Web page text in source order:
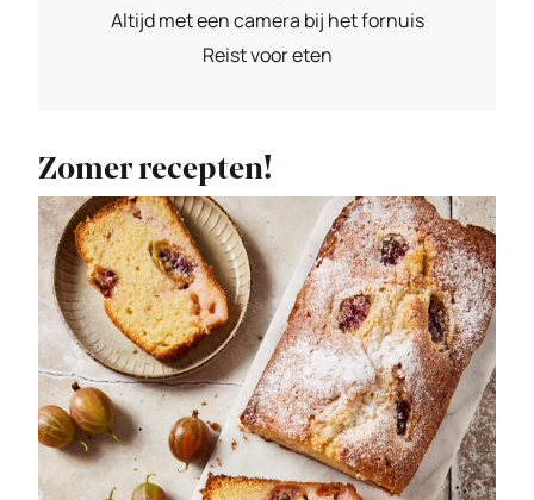
Altijd met een camera bij het fornuis
Reist voor eten
Zomer recepten!